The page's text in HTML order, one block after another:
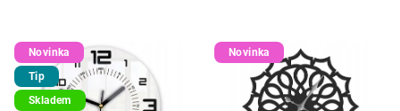
Novinka
Tip
Skladem
Novinka